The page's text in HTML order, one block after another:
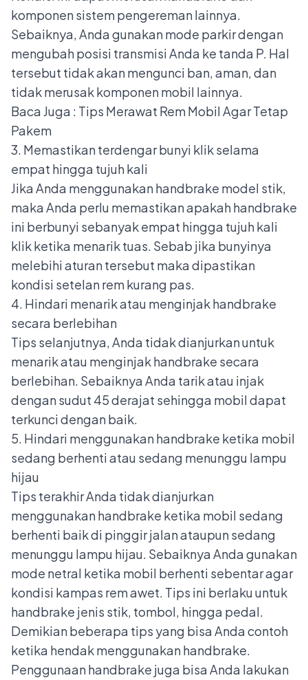
komponen sistem pengereman lainnya.
Sebaiknya, Anda gunakan mode parkir dengan
mengubah posisi transmisi Anda ke tanda P. Hal
tersebut tidak akan mengunci ban, aman, dan
tidak merusak komponen mobil lainnya.
Baca Juga : Tips Merawat Rem Mobil Agar Tetap
Pakem
3. Memastikan terdengar bunyi klik selama
empat hingga tujuh kali
Jika Anda menggunakan handbrake model stik,
maka Anda perlu memastikan apakah handbrake
ini berbunyi sebanyak empat hingga tujuh kali
klik ketika menarik tuas. Sebab jika bunyinya
melebihi aturan tersebut maka dipastikan
kondisi setelan rem kurang pas.
4. Hindari menarik atau menginjak handbrake
secara berlebihan
Tips selanjutnya, Anda tidak dianjurkan untuk
menarik atau menginjak handbrake secara
berlebihan. Sebaiknya Anda tarik atau injak
dengan sudut 45 derajat sehingga mobil dapat
terkunci dengan baik.
5. Hindari menggunakan handbrake ketika mobil
sedang berhenti atau sedang menunggu lampu
hijau
Tips terakhir Anda tidak dianjurkan
menggunakan handbrake ketika mobil sedang
berhenti baik di pinggir jalan ataupun sedang
menunggu lampu hijau. Sebaiknya Anda gunakan
mode netral ketika mobil berhenti sebentar agar
kondisi kampas rem awet. Tips ini berlaku untuk
handbrake jenis stik, tombol, hingga pedal.
Demikian beberapa tips yang bisa Anda contoh
ketika hendak menggunakan handbrake.
Penggunaan handbrake juga bisa Anda lakukan